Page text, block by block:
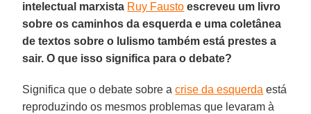
intelectual marxista Ruy Fausto escreveu um livro
sobre os caminhos da esquerda e uma coletânea
de textos sobre o lulismo também está prestes a
sair. O que isso significa para o debate?
Significa que o debate sobre acrise da esquerda está
reproduzindo os mesmos problemas que levaram à